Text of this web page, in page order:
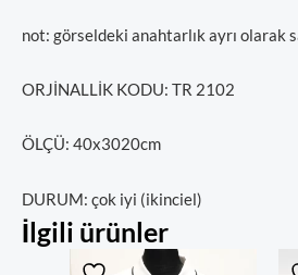
not: görseldeki anahtarlık ayrı olarak
ORJİNALLİK KODU: TR 2102
ÖLÇÜ: 40x3020cm
DURUM: çok iyi (ikinciel)
İlgili ürünler